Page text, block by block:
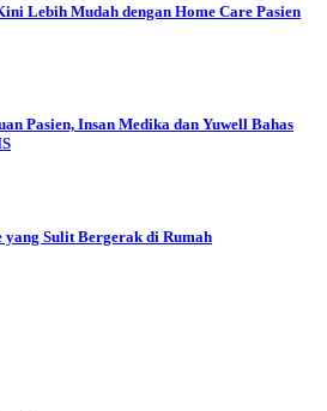
Lebih Mudah dengan Home Care Pasien
Pasien, Insan Medika dan Yuwell Bahas
yang Sulit Bergerak di Rumah